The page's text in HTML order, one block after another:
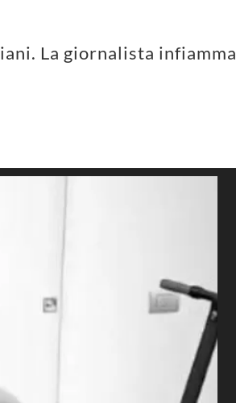
La giornalista infiamma